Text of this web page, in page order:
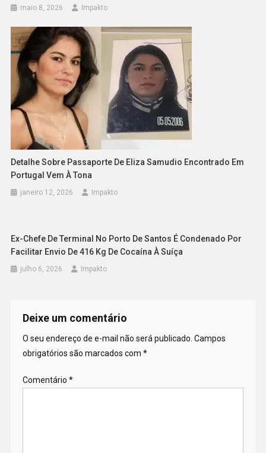
maio 8, 2026 Impakto
Detalhe Sobre Passaporte De Eliza Samudio Encontrado Em
Portugal Vem À Tona
janeiro 12, 2026 Impakto
Ex-Chefe De Terminal No Porto De Santos É Condenado Por
Facilitar Envio De 416 Kg De Cocaína À Suíça
julho 6, 2026 Impakto
Deixe um comentário
O seu endereço de e-mail não será publicado. Campos
obrigatórios são marcados com *
Comentário *